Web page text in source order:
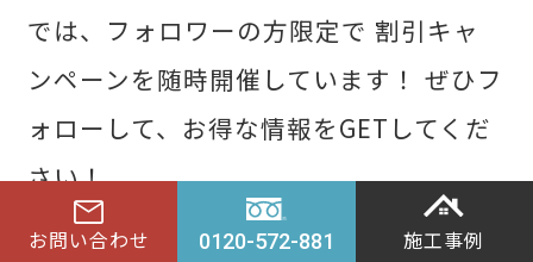
0120-572-881
mail
お問い合わせ 施工事例
では、フォロワーの方限定で 割引キャ
ンペーンを随時開催しています！ ぜひフ
ォローして、お得な情報をGETしてくだ
さい！
arrow_upward